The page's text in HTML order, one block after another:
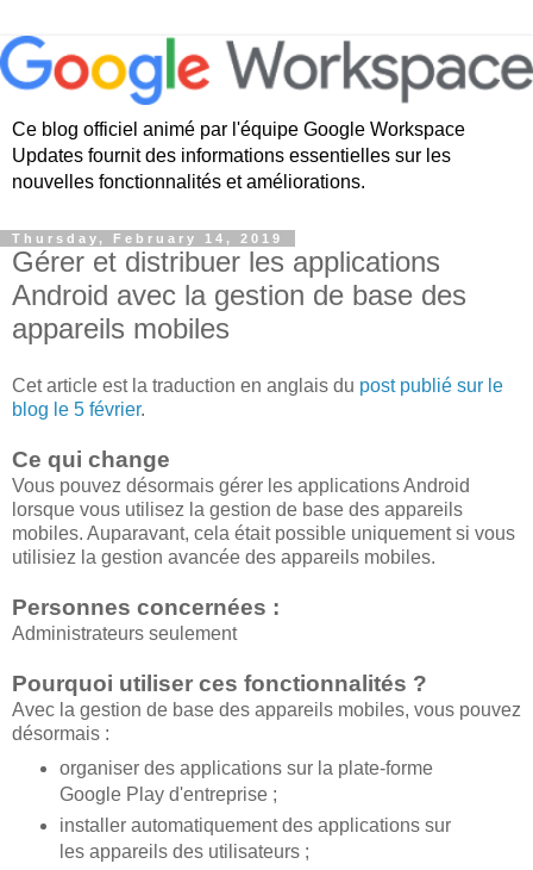
Ce blog officiel animé par l'équipe Google Workspace
Updates fournit des informations essentielles sur les
nouvelles fonctionnalités et améliorations.
Thursday, February 14, 2019
Gérer et distribuer les applications
Android avec la gestion de base des
appareils mobiles
Cet article est la traduction en anglais du post publié sur le
blog le 5 février.
Ce qui change
Vous pouvez désormais gérer les applications Android
lorsque vous utilisez la gestion de base des appareils
mobiles. Auparavant, cela était possible uniquement si vous
utilisiez la gestion avancée des appareils mobiles.
Personnes concernées :
Administrateurs seulement
Pourquoi utiliser ces fonctionnalités ?
Avec la gestion de base des appareils mobiles, vous pouvez
désormais :
organiser des applications sur la plate-forme
Google Play d'entreprise ;
installer automatiquement des applications sur
les appareils des utilisateurs ;